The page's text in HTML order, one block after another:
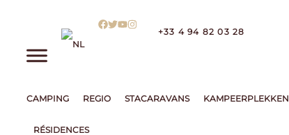
+33 4 94 82 03 28
CAMPING REGIO STACARAVANS KAMPEERPLEKKEN
RÉSIDENCES